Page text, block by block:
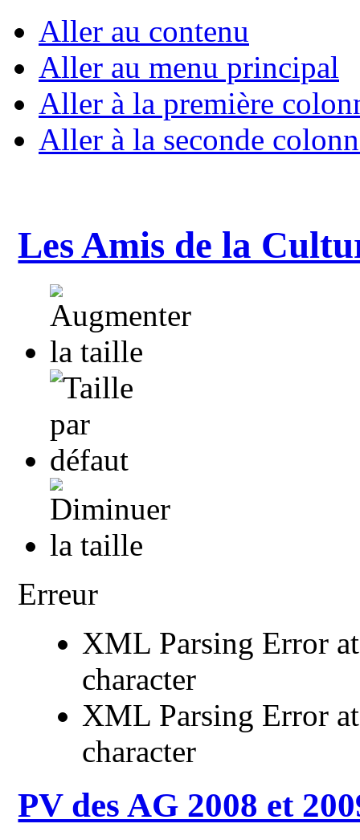
Aller au contenu
Aller au menu principal
Aller à la première
Aller à la seconde
Les Amis de la
Erreur
XML Parsing Error
character
XML Parsing Error
character
PV des AG 2008 et